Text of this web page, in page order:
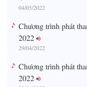
04/05/2022
Chương trình phát
2022
29/04/2022
Chương trình phát
2022